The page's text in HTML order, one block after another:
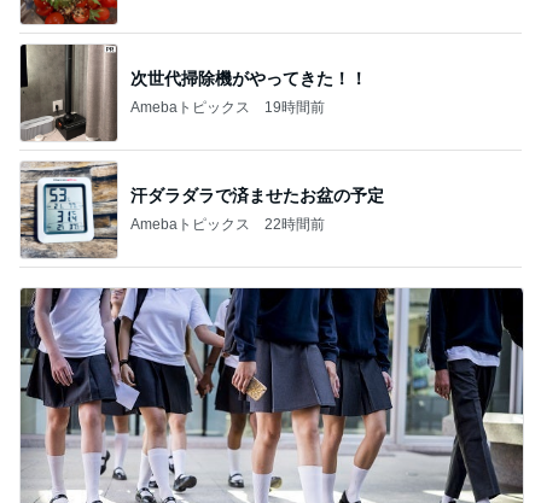
次世代掃除機がやってきた！！
Amebaトピックス 19時間前
汗ダラダラで済ませたお盆の予定
Amebaトピックス 22時間前